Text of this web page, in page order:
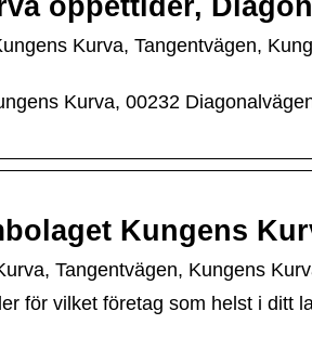
oppettider,
Kurva, Tangentvägen,
Kurva, 00232
Kungens
Tangentvägen, Kungens
för vilket företag som helst i ditt